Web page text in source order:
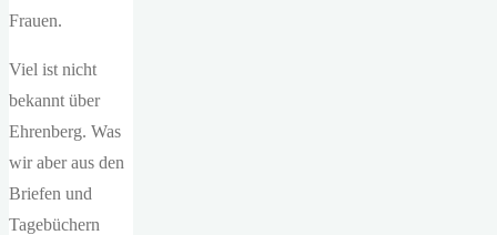
Frauen.
Viel ist nicht
bekannt über
Ehrenberg. Was
wir aber aus den
Briefen und
Tagebüchern